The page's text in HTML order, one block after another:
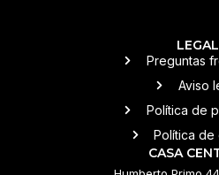
LEGAL
Preguntas
Aviso
Política de
Política de
CASA